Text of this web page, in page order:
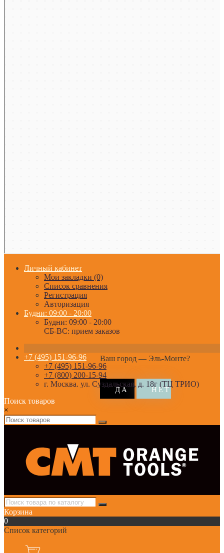
Личный кабинет
Мои закладки (0)
Список сравнения
Регистрация
Авторизация
Будни: 09:00 - 20:00
Будни: 09:00 - 20:00
СБ-ВС: прием заказов
Ваш город — Эль-Монте?
+7 (495) 151-96-96
+7 (495) 151-96-96
+7 (800) 200-15-94
г. Москва. ул. Суздальская, д. 18г (ТЦ ТРИО)
Поиск товаров
×
Корзина
0
Список категорий